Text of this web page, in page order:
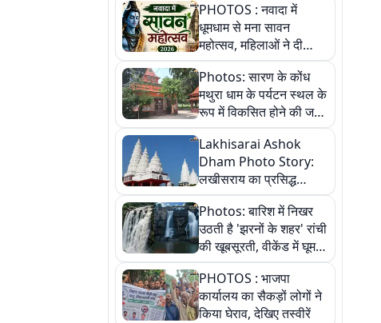
PHOTOS : नवादा में
धूमधाम से मना सावन
महोत्सव, महिलाओं ने दी
सांस्कृतिक प्रस्तुतियां
Photos: सारण के कोंध
मथुरा धाम के पर्यटन स्थल के
रूप में विकसित होने की जगी
आस, 9 तस्वीरों में देखें पूरी
कहानी
Lakhisarai Ashok
Dham Photo Story:
लखीसराय का प्रसिद्ध
अशोक धाम—आस्था,
श्रृंगार, अनुष्ठान और
अलौकिक संध्या आरती के
विहंगम दृश्य
Photos: बारिश में निखर
उठती है 'झरनों के शहर' रांची
की खूबसूरती, वीकेंड में घूम
आएं ये 5 वादियां
PHOTOS : भाजपा
कार्यालय का सैकड़ों लोगों ने
किया घेराव, देखिए तस्वीरें